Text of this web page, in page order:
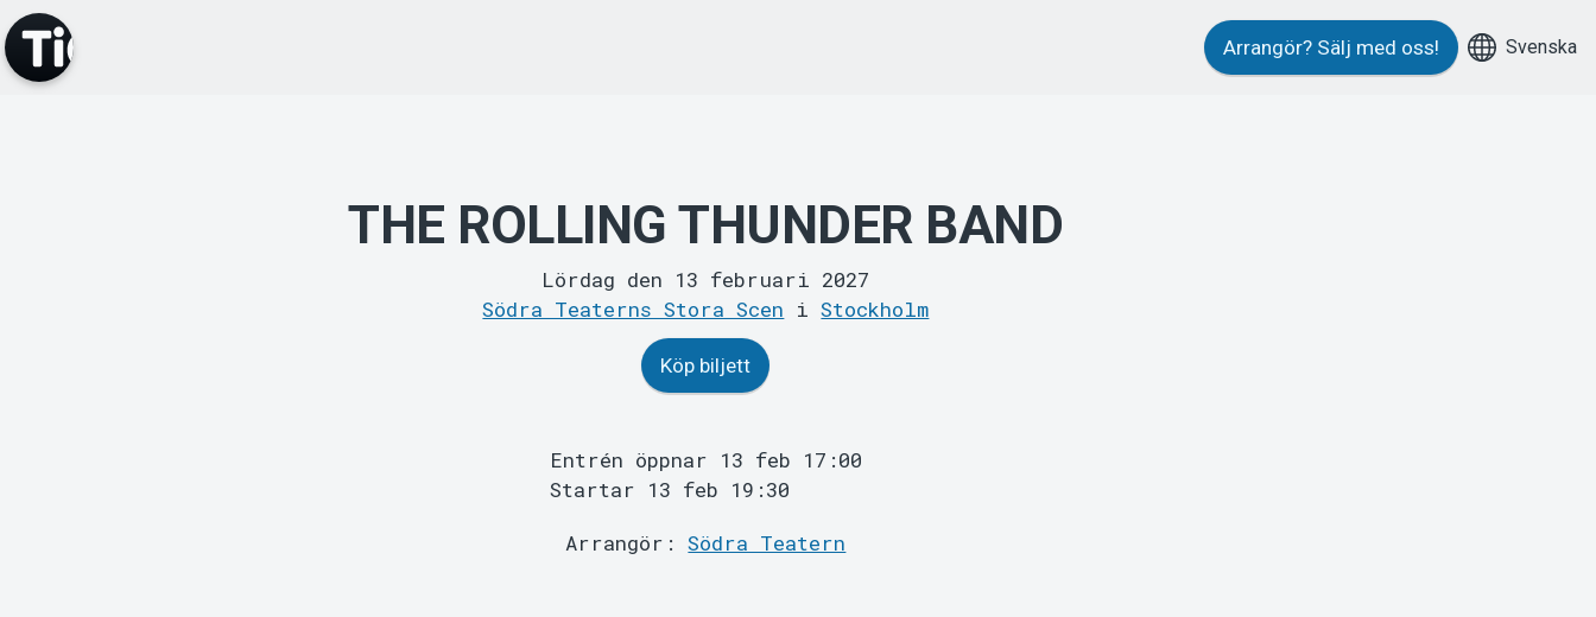
Arrangör? Sälj med oss! Svenska
THE ROLLING THUNDER BAND
Lördag den 13 februari 2027
Södra Teaterns Stora Scen iStockholm
Köp biljett
Entrén öppnar 13 feb 17:00
Startar 13 feb 19:30
Arrangör:Södra Teatern